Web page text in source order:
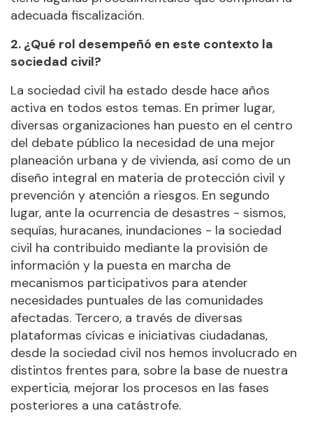
adecuada fiscalización.
2. ¿Qué rol desempeñó en este contexto la
sociedad civil?
La sociedad civil ha estado desde hace años
activa en todos estos temas. En primer lugar,
diversas organizaciones han puesto en el centro
del debate público la necesidad de una mejor
planeación urbana y de vivienda, así como de un
diseño integral en materia de protección civil y
prevención y atención a riesgos. En segundo
lugar, ante la ocurrencia de desastres - sismos,
sequías, huracanes, inundaciones - la sociedad
civil ha contribuido mediante la provisión de
información y la puesta en marcha de
mecanismos participativos para atender
necesidades puntuales de las comunidades
afectadas. Tercero, a través de diversas
plataformas cívicas e iniciativas ciudadanas,
desde la sociedad civil nos hemos involucrado en
distintos frentes para, sobre la base de nuestra
experticia, mejorar los procesos en las fases
posteriores a una catástrofe.